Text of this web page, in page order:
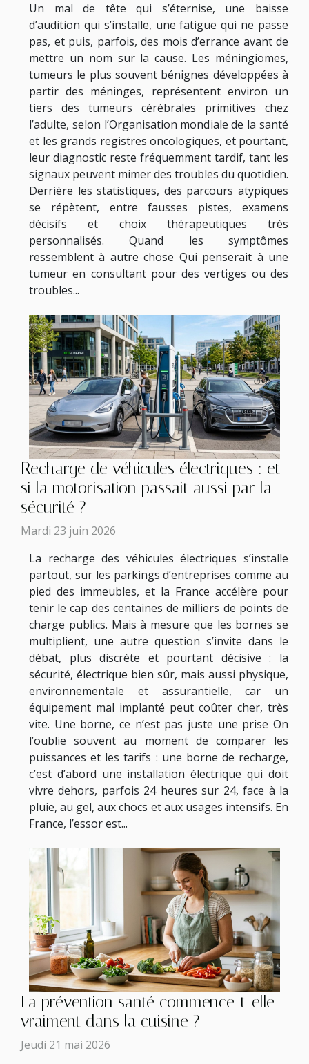
Un mal de tête qui s’éternise, une baisse
d’audition qui s’installe, une fatigue qui ne passe
pas, et puis, parfois, des mois d’errance avant de
mettre un nom sur la cause. Les méningiomes,
tumeurs le plus souvent bénignes développées à
partir des méninges, représentent environ un
tiers des tumeurs cérébrales primitives chez
l’adulte, selon l’Organisation mondiale de la santé
et les grands registres oncologiques, et pourtant,
leur diagnostic reste fréquemment tardif, tant les
signaux peuvent mimer des troubles du quotidien.
Derrière les statistiques, des parcours atypiques
se répètent, entre fausses pistes, examens
décisifs et choix thérapeutiques très
personnalisés. Quand les symptômes
ressemblent à autre chose Qui penserait à une
tumeur en consultant pour des vertiges ou des
troubles...
Recharge de véhicules électriques : et
si la motorisation passait aussi par la
sécurité ?
Mardi 23 juin 2026
La recharge des véhicules électriques s’installe
partout, sur les parkings d’entreprises comme au
pied des immeubles, et la France accélère pour
tenir le cap des centaines de milliers de points de
charge publics. Mais à mesure que les bornes se
multiplient, une autre question s’invite dans le
débat, plus discrète et pourtant décisive : la
sécurité, électrique bien sûr, mais aussi physique,
environnementale et assurantielle, car un
équipement mal implanté peut coûter cher, très
vite. Une borne, ce n’est pas juste une prise On
l’oublie souvent au moment de comparer les
puissances et les tarifs : une borne de recharge,
c’est d’abord une installation électrique qui doit
vivre dehors, parfois 24 heures sur 24, face à la
pluie, au gel, aux chocs et aux usages intensifs. En
France, l’essor est...
La prévention santé commence-t-elle
vraiment dans la cuisine ?
Jeudi 21 mai 2026